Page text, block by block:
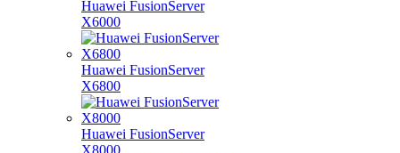
Huawei FusionServer
X6000
Huawei FusionServer
X6800
Huawei FusionServer
X8000